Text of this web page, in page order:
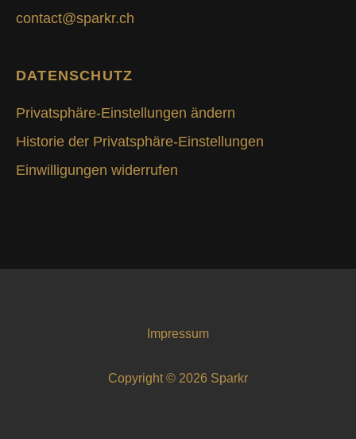
contact@sparkr.ch
DATENSCHUTZ
Privatsphäre-Einstellungen ändern
Historie der Privatsphäre-Einstellungen
Einwilligungen widerrufen
Impressum
Copyright © 2026 Sparkr